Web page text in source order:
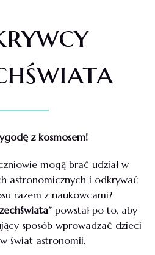
z kosmosem!
mogą brać udział w
astronomicznych i odkrywać
razem z naukowcami?
powstał po to, aby
sposób wprowadzać dzieci
świat astronomii.